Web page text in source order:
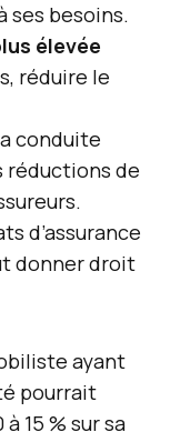
ses besoins.
élevée
réduire le
conduite
réductions de
d’assurance
donner droit
ayant
pourrait
15 % sur sa